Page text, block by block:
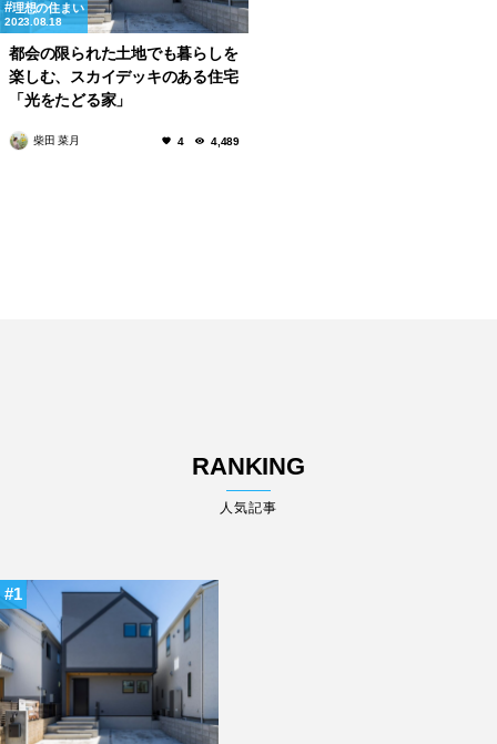
理想の住まい
2023.08.18
都会の限られた土地でも暮らしを
楽しむ、スカイデッキのある住宅
「光をたどる家」
柴田 菜月 4 4,489
RANKING
人気記事
1